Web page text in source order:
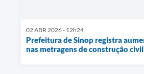
02 ABR 2026 - 12h24
Prefeitura de Sinop registra
nas metragens de construção